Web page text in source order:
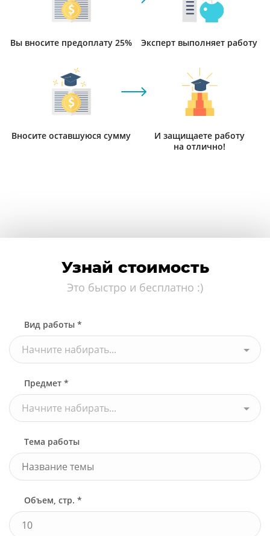
Вы вносите предоплату 25% Эксперт выполняет работу
Вносите оставшуюся сумму
И защищаете работу
на отлично!
Узнай стоимость
Это быстро и бесплатно :)
Вид работы *
Начните набирать...
Предмет *
Начните набирать...
Тема работы
Объем, стр. *